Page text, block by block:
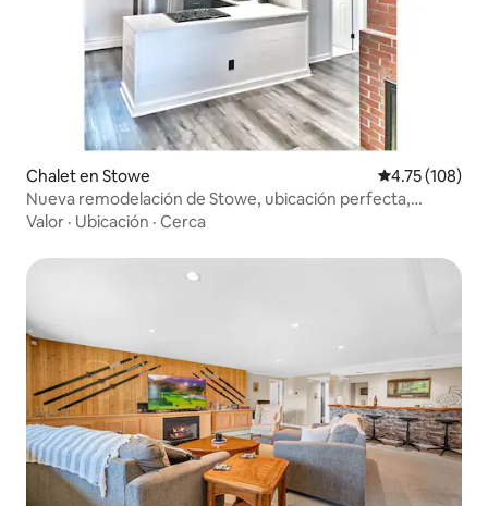
Chalet en Stowe Calificación
4.75 (108)
Nueva remodelación de Stowe, ubicación perfecta,
muchas comodidades
Valor · Ubicación · Cerca